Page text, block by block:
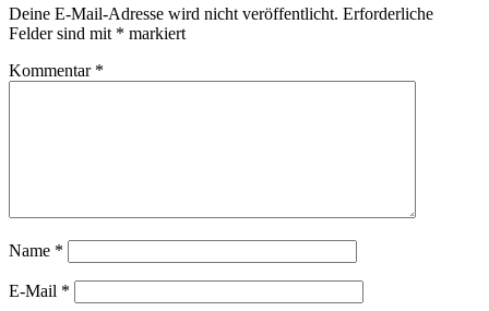
Deine E-Mail-Adresse wird nicht veröffentlicht. Erforderliche
Felder sind mit * markiert
Kommentar *
Name *
E-Mail *